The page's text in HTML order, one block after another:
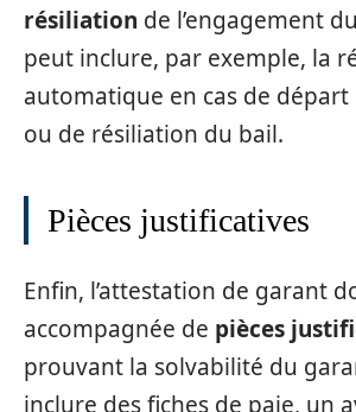
résiliation de l’engagement
peut inclure, par exemple, la
automatique en cas de
ou de résiliation du bail.
Pièces justificatives
Enfin, l’attestation de garant
accompagnée de pièces
prouvant la solvabilité du
inclure des fiches de paie, un